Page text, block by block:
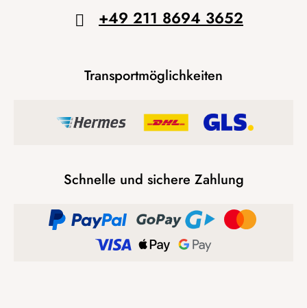
+49 211 8694 3652
Transportmöglichkeiten
Schnelle und sichere Zahlung